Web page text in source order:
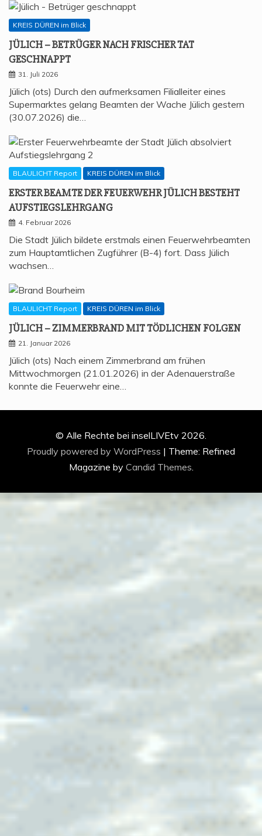
KREIS DÜREN im Blick
JÜLICH – BETRÜ­GER NACH FRI­SCHER TAT
GESCHNAPPT
31. Juli 2026
Jülich (ots) Durch den aufmerksamen Filialleiter eines
Supermarktes gelang Beamten der Wache Jülich gestern
(30.07.2026) die…
BLAULICHT Report KREIS DÜREN im Blick
ERS­TER BEAM­TE DER FEU­ER­WEHR JÜLICH BESTEHT
AUFSTIEGSLEHRGANG
4. Februar 2026
Die Stadt Jülich bildete erstmals einen Feuerwehrbeamten
zum Hauptamtlichen Zugführer (B-4) fort. Dass Jülich
wachsen…
BLAULICHT Report KREIS DÜREN im Blick
JÜLICH – ZIM­MER­BRAND MIT TÖD­LI­CHEN FOLGEN
21. Januar 2026
Jülich (ots) Nach einem Zimmerbrand am frühen
Mittwochmorgen (21.01.2026) in der Adenauerstraße
konnte die Feuerwehr eine…
© Alle Rechte bei inselLIVEtv 2026.
Proudly powered by WordPress | Theme: Refined
Magazine by Candid Themes.